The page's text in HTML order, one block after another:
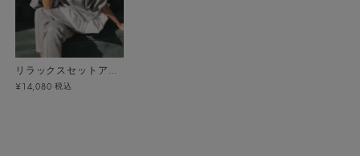
リラックスセットアップ
¥14,080 税込